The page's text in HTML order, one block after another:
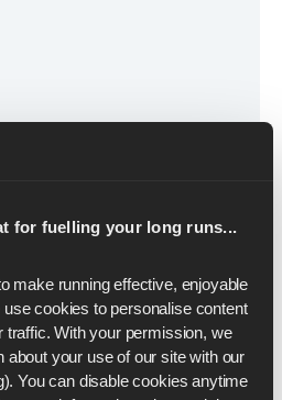
for fuelling your long runs...
make running effective, enjoyable
cookies to personalise content
traffic. With your permission, we
about your use of our site with our
You can disable cookies anytime
zu verändern, wie
geben zu können, dass wir
2,35 Mio. USD
Damit haben wir insgesamt
Reihe hochkarätiger